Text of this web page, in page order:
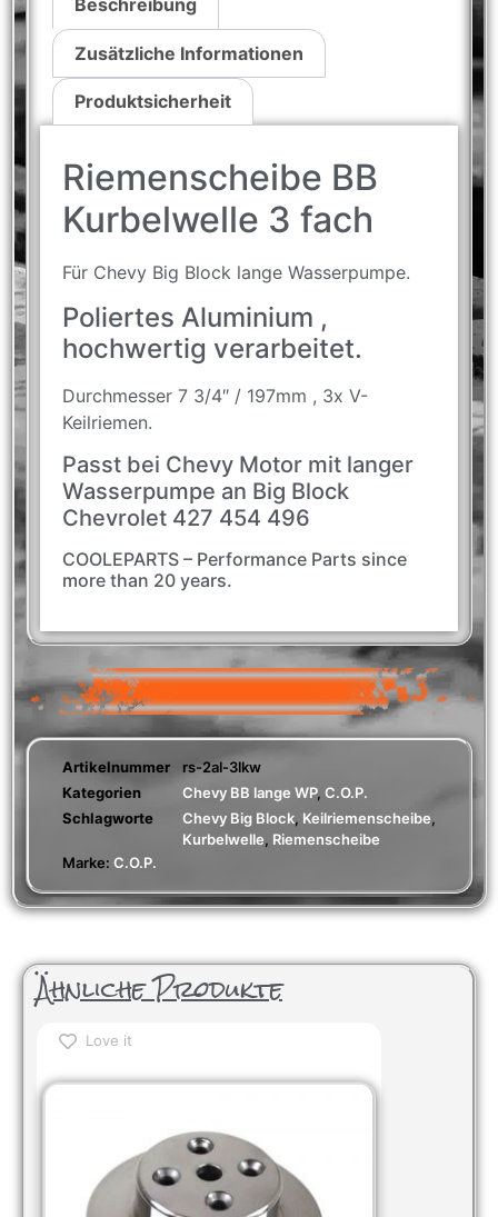
Beschreibung
Zusätzliche Informationen
Produktsicherheit
Riemenscheibe BB
Kurbelwelle 3 fach
Für Chevy Big Block lange Wasserpumpe.
Poliertes Aluminium ,
hochwertig verarbeitet.
Durchmesser 7 3/4″ / 197mm , 3x V-
Keilriemen.
Passt bei Chevy Motor mit langer
Wasserpumpe an Big Block
Chevrolet 427 454 496
COOLEPARTS – Performance Parts since
more than 20 years.
Artikelnummer
rs-2al-3lkw
Kategorien
Chevy BB lange WP, C.O.P.
Schlagworte
Chevy Big Block, Keilriemenscheibe,
Kurbelwelle, Riemenscheibe
Marke: C.O.P.
Ähnliche Produkte
Love it